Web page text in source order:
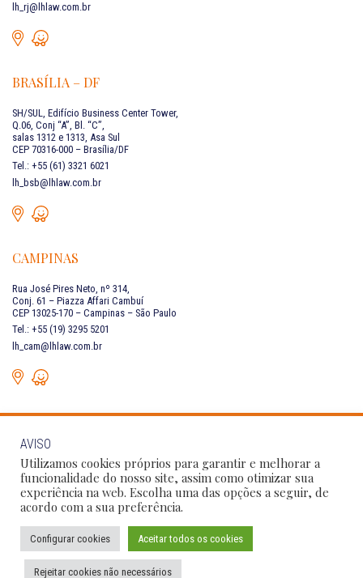
lh_rj@lhlaw.com.br
BRASÍLIA – DF
SH/SUL, Edifício Business Center Tower,
Q.06, Conj “A”, Bl. “C”,
salas 1312 e 1313, Asa Sul
CEP 70316-000 – Brasília/DF
Tel.: +55 (61) 3321 6021
lh_bsb@lhlaw.com.br
CAMPINAS
Rua José Pires Neto, nº 314,
Conj. 61 – Piazza Affari Cambuí
CEP 13025-170 – Campinas – São Paulo
Tel.: +55 (19) 3295 5201
lh_cam@lhlaw.com.br
FALE CONOSCO
Siga as nossas redes sociais:
Política de Privacidade Condições de Uso
AVISO
Utilizamos cookies próprios para garantir e melhorar a
funcionalidade do nosso site, assim como otimizar sua
experiência na web. Escolha uma das opções a seguir, de
acordo com a sua preferência.
Configurar cookies Aceitar todos os cookies
Rejeitar cookies não necessários